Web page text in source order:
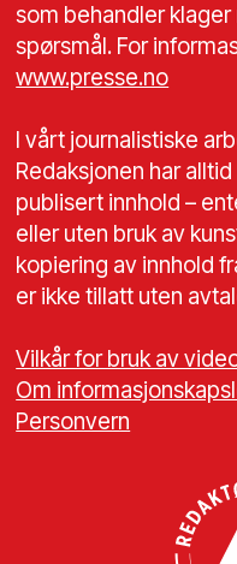
som behandler
spørsmål. For
www.presse.no
I vårt journalistiske
Redaksjonen har
publisert innhold –
eller uten bruk av
kopiering av innhold
er ikke tillatt uten
Vilkår for bruk av
Om
Personvern